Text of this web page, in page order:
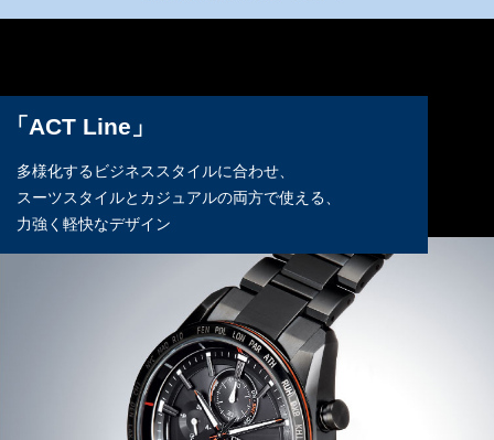
「ACT Line」
多様化するビジネススタイルに合わせ、
スーツスタイルとカジュアルの両方で使える、
力強く軽快なデザイン